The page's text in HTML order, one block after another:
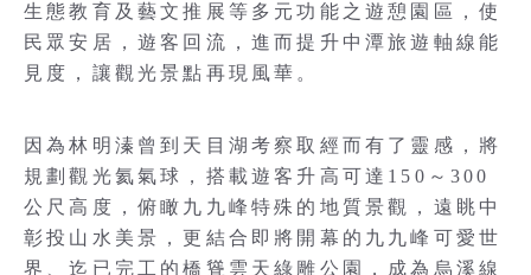
生態教育及藝文推展等多元功能之遊憩園區，使
民眾安居，遊客回流，進而提升中潭旅遊軸線能
見度，讓觀光景點再現風華。
因為林明溱曾到天目湖考察取經而有了靈感，將
規劃觀光氦氣球，搭載遊客升高可達150～300
公尺高度，俯瞰九九峰特殊的地質景觀，遠眺中
彰投山水美景，更結合即將開幕的九九峰可愛世
界、迄已完工的橋聳雲天綠雕公園，成為烏溪線